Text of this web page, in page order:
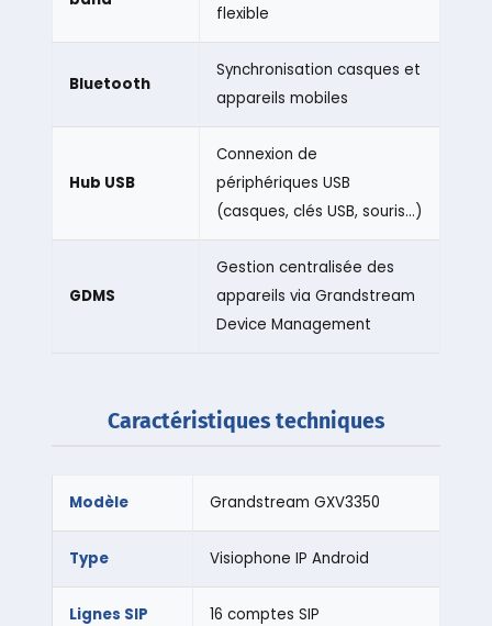
flexible
Bluetooth
Synchronisation casques et
appareils mobiles
Hub USB
Connexion de
périphériques USB
(casques, clés USB, souris…)
GDMS
Gestion centralisée des
appareils via Grandstream
Device Management
Caractéristiques techniques
Modèle Grandstream GXV3350
Type Visiophone IP Android
Lignes SIP 16 comptes SIP